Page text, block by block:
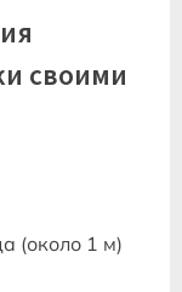
своими
(около 1 м)